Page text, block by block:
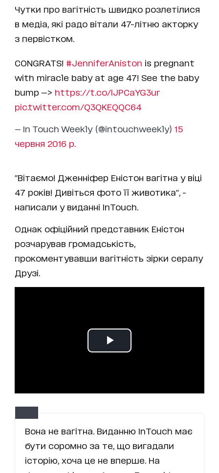
Чутки про вагітність швидко розлетілися
в медіа, які радо вітали 47-літню акторку
з первістком.
CONGRATS! #JenniferAniston is pregnant
with miracle baby at age 47! See the baby
bump —> https://t.co/IJPCaYG3ur
pic.twitter.com/Q3QKEQQC64
— In Touch Weekly (@intouchweekly) 15
червня 2016 р.
"Вітаємо! Дженніфер Еністон вагітна у віці
47 років! Дивіться фото її животика", -
написали у виданні InTouch.
Однак офіційний представник Еністон
розчарував громадськість,
прокоментувавши вагітність зірки сералу
Друзі.
Вона не вагітна. Виданню InTouch має
бути соромно за те, що вигадали
історію, хоча це не вперше. На